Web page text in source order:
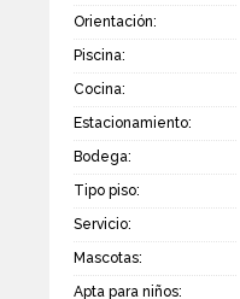
Orientación:
Piscina:
Cocina:
Estacionamiento:
Bodega:
Tipo piso:
Servicio:
Mascotas:
Apta para niños: